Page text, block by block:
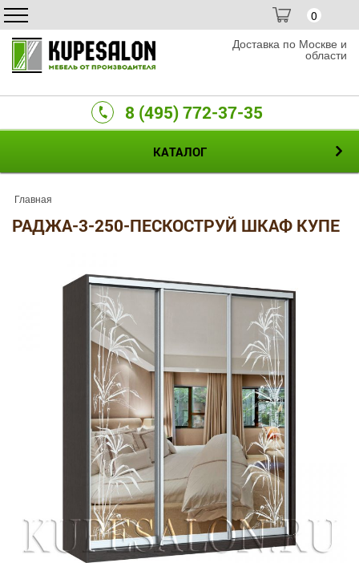
0
Доставка по Москве и
области
8 (495) 772-37-35
КАТАЛОГ
Главная
РАДЖА-3-250-ПЕСКОСТРУЙ ШКАФ КУПЕ